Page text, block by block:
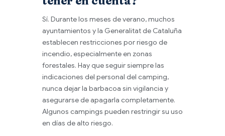
Sí. Durante los meses de verano, muchos
ayuntamientos y la Generalitat de Cataluña
establecen restricciones por riesgo de
incendio, especialmente en zonas
forestales. Hay que seguir siempre las
indicaciones del personal del camping,
nunca dejar la barbacoa sin vigilancia y
asegurarse de apagarla completamente.
Algunos campings pueden restringir su uso
en días de alto riesgo.